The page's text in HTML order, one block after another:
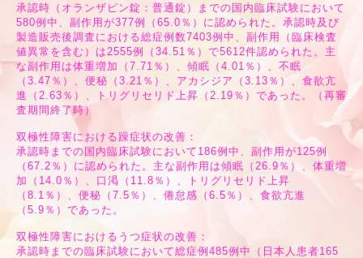
承認時（オランザピン錠：普通錠）までの国内臨床試験において
580例中、副作用が377例（65.0％）に認められた。承認時及び
製造販売後調査における総症例数7403例中、副作用（臨床検査
値異常を含む）は2555例（34.51％）で5612件認められた。主
な副作用は体重増加（7.71％）、傾眠（4.01％）、不眠
（3.47％）、便秘（3.21％）、アカシジア（3.13％）、食欲亢
進（2.63％）、トリグリセリド上昇（2.19％）であった。（再審
査期間終了時）
双極性障害における躁症状の改善：
承認時までの国内臨床試験において186例中、副作用が125例
（67.2％）に認められた。主な副作用は傾眠（26.9％）、体重増
加（14.0％）、口渇（11.8％）、トリグリセリド上昇
（8.1％）、便秘（7.5％）、倦怠感（6.5％）、食欲亢進
（5.9％）であった。
双極性障害におけるうつ症状の改善：
承認時までの臨床試験において総症例485例中（日本人患者165